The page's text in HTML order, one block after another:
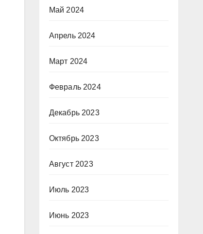
Май 2024
Апрель 2024
Март 2024
Февраль 2024
Декабрь 2023
Октябрь 2023
Август 2023
Июль 2023
Июнь 2023